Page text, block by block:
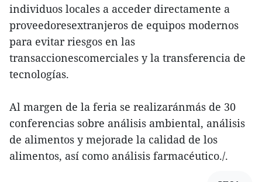
individuos locales a acceder directamente a
proveedoresextranjeros de equipos modernos
para evitar riesgos en las
transaccionescomerciales y la transferencia de
tecnologías.
Al margen de la feria se realizaránmás de 30
conferencias sobre análisis ambiental, análisis
de alimentos y mejorade la calidad de los
alimentos, así como análisis farmacéutico./.